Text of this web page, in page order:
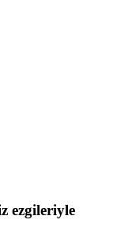
ezgileriyle